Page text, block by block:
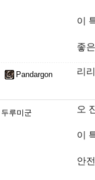
이
좋
Pandargon 리
두루미군 오
이
안